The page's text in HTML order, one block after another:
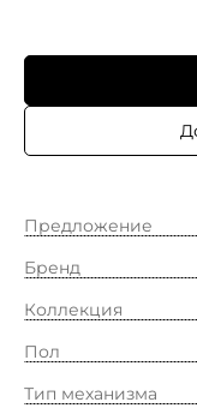
Предложение
Бренд
Коллекция
Пол
Тип механизма